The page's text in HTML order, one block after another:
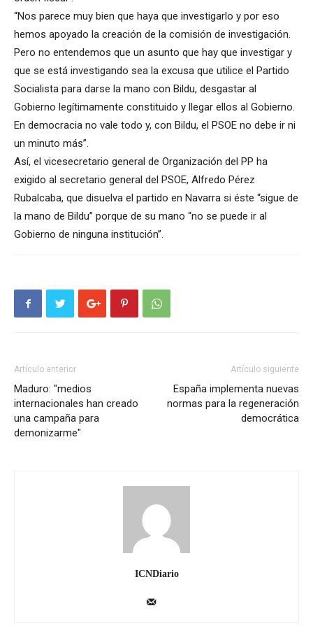
“Nos parece muy bien que haya que investigarlo y por eso
hemos apoyado la creación de la comisión de investigación.
Pero no entendemos que un asunto que hay que investigar y
que se está investigando sea la excusa que utilice el Partido
Socialista para darse la mano con Bildu, desgastar al
Gobierno legítimamente constituido y llegar ellos al Gobierno.
En democracia no vale todo y, con Bildu, el PSOE no debe ir ni
un minuto más”.
Así, el vicesecretario general de Organización del PP ha
exigido al secretario general del PSOE, Alfredo Pérez
Rubalcaba, que disuelva el partido en Navarra si éste “sigue de
la mano de Bildu” porque de su mano “no se puede ir al
Gobierno de ninguna institución”.
Artículo anterior
Maduro: "medios
internacionales han creado
una campaña para
demonizarme"
Artículo siguiente
España implementa nuevas
normas para la regeneración
democrática
ICNDiario